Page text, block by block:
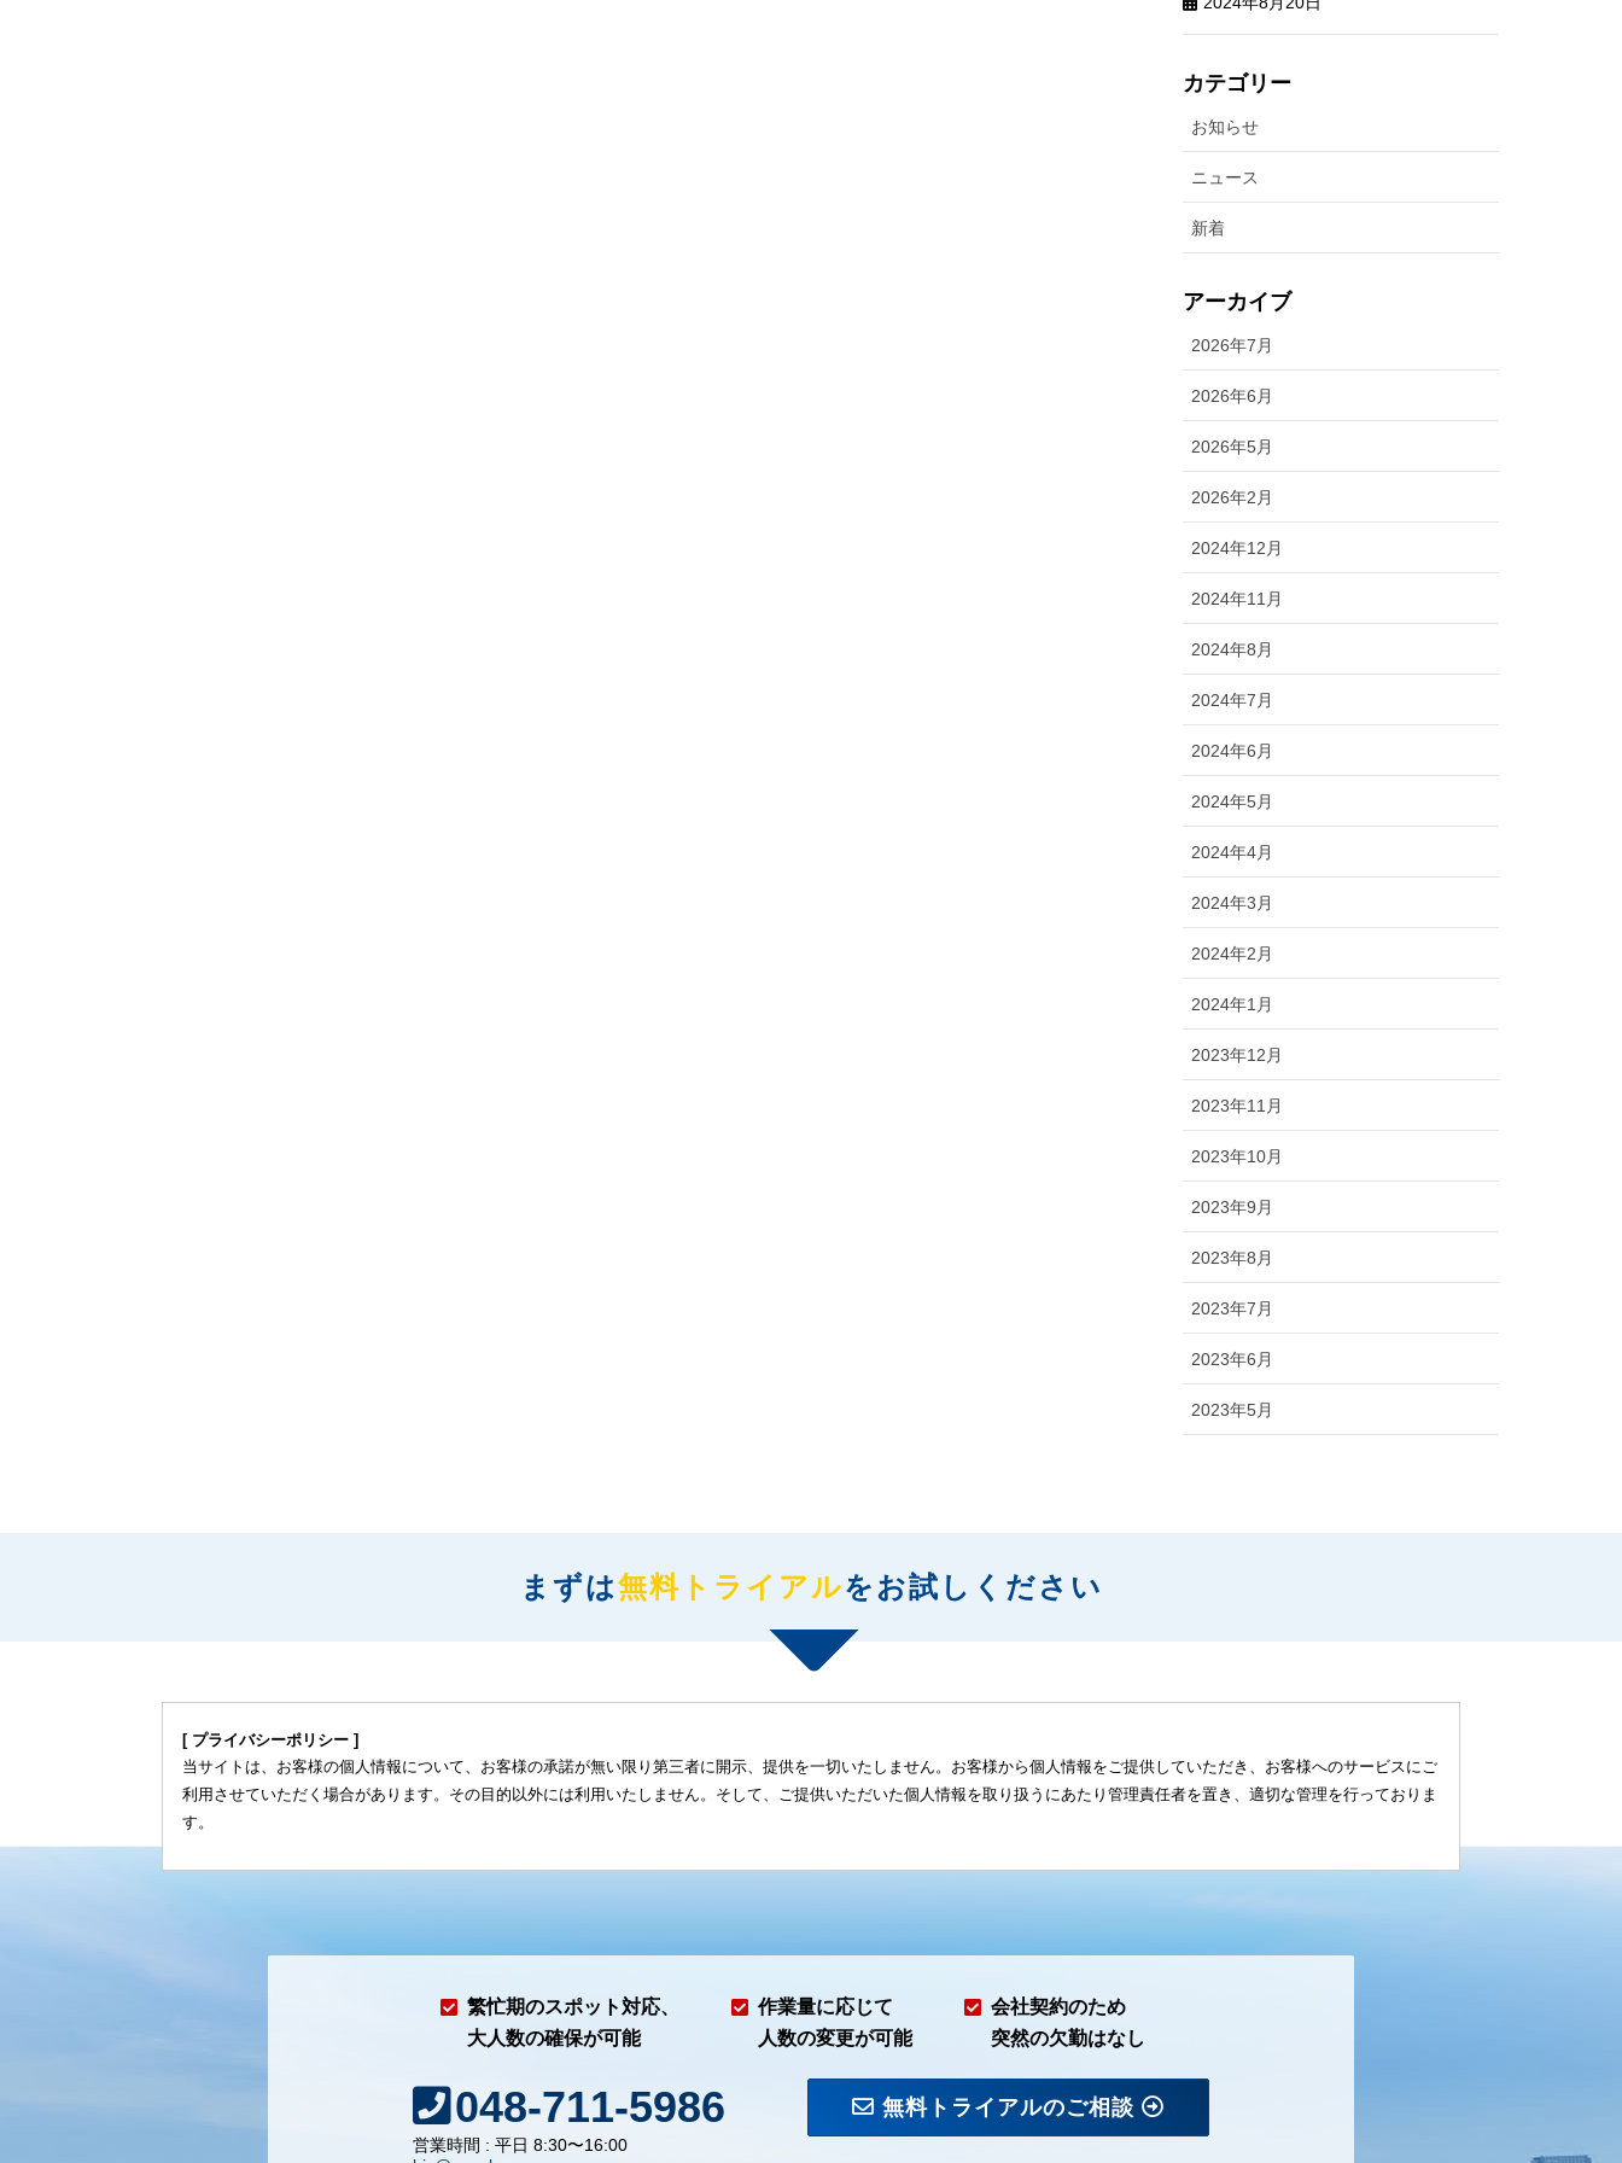
カテゴリー
お知らせ
ニュース
新着
アーカイブ
2026年7月
2026年6月
2026年5月
2026年2月
2024年12月
2024年11月
2024年8月
2024年7月
2024年6月
2024年5月
2024年4月
2024年3月
2024年2月
2024年1月
2023年12月
2023年11月
2023年10月
2023年9月
2023年8月
2023年7月
2023年6月
2023年5月
まずは無料トライアルを お試しください
[ プライバシーポリシー ]
当サイトは、お客様の個人情報について、お客様の承諾が無い限り第三者に開示、提供を一切いたしません。お客様から個人情報をご提供していただき、お客様へのサービスにご
利用させていただく場合があります。その目的以外には利用いたしません。そして、ご提供いただいた個人情報を取り扱うにあたり管理責任者を置き、適切な管理を行っておりま
す。
繁忙期のスポット対応、
大人数の確保が可能
作業量に応じて
人数の変更が可能
会社契約のため
突然の欠勤はなし
048-711-5986
営業時間 : 平日 8:30〜16:00
無料トライアルのご相談